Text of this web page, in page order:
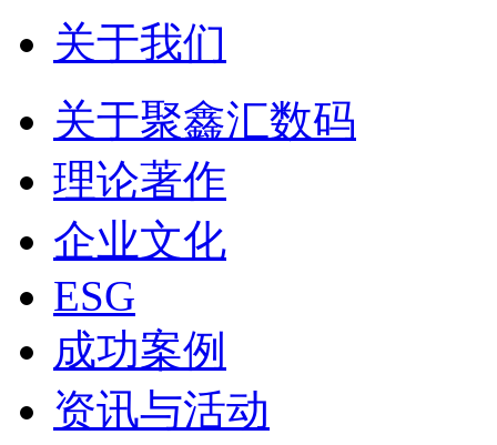
关于我们
关于聚鑫汇数码
理论著作
企业文化
ESG
成功案例
资讯与活动